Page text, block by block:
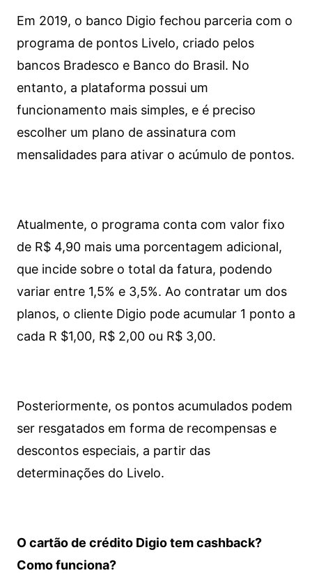
Em 2019, o banco Digio fechou parceria com o
programa de pontos Livelo, criado pelos
bancos Bradesco e Banco do Brasil. No
entanto, a plataforma possui um
funcionamento mais simples, e é preciso
escolher um plano de assinatura com
mensalidades para ativar o acúmulo de pontos.
Atualmente, o programa conta com valor fixo
de R$ 4,90 mais uma porcentagem adicional,
que incide sobre o total da fatura, podendo
variar entre 1,5% e 3,5%. Ao contratar um dos
planos, o cliente Digio pode acumular 1 ponto a
cada R $1,00, R$ 2,00 ou R$ 3,00.
Posteriormente, os pontos acumulados podem
ser resgatados em forma de recompensas e
descontos especiais, a partir das
determinações do Livelo.
O cartão de crédito Digio tem cashback?
Como funciona?